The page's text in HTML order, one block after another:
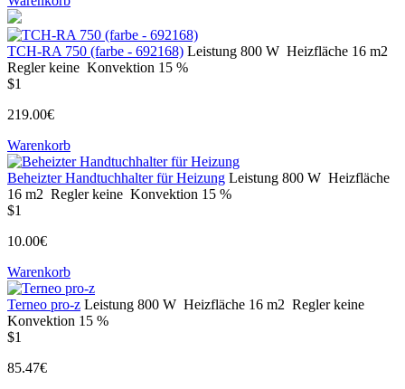
TCH-RA 750 (farbe - 692168) Leistung 800 W Heizfläche 16 m2
Regler keine Konvektion 15 %
$1
219.00€
Warenkorb
Beheizter Handtuchhalter für Heizung Leistung 800 W Heizfläche
16 m2 Regler keine Konvektion 15 %
$1
10.00€
Warenkorb
Terneo pro-z Leistung 800 W Heizfläche 16 m2 Regler keine
Konvektion 15 %
$1
85.47€